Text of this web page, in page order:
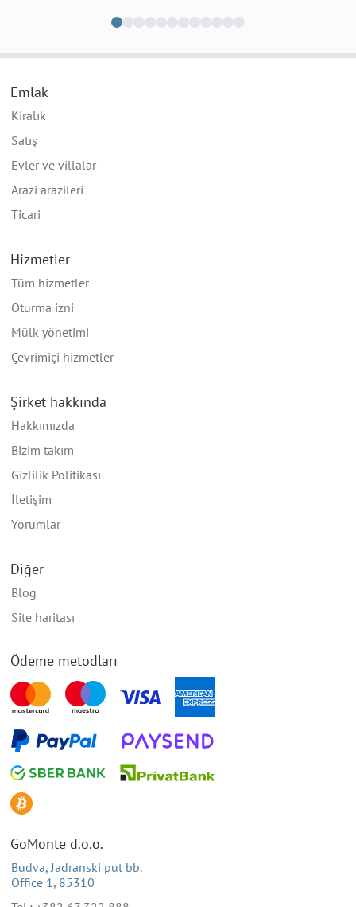
Emlak
Kiralık
Satış
Evler ve villalar
Arazi arazileri
Ticari
Hizmetler
Tüm hizmetler
Oturma izni
Mülk yönetimi
Çevrimiçi hizmetler
Şirket hakkında
Hakkımızda
Bizim takım
Gizlilik Politikası
İletişim
Yorumlar
Diğer
Blog
Site haritası
Ödeme metodları
GoMonte d.o.o.
Budva, Jadranski put bb.
Office 1, 85310